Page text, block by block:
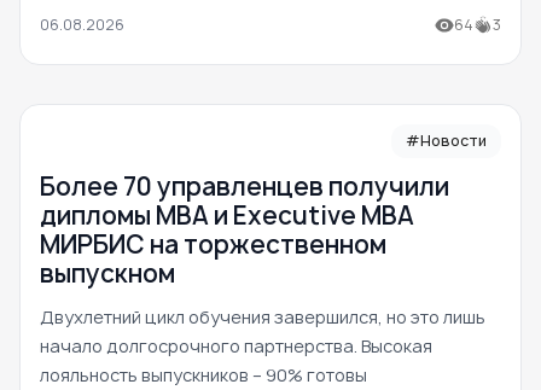
06.08.2026 64 3
#Новости
Более 70 управленцев получили
дипломы MBA и Executive MBA
МИРБИС на торжественном
выпускном
Двухлетний цикл обучения завершился, но это лишь
начало долгосрочного партнерства. Высокая
лояльность выпускников – 90% готовы